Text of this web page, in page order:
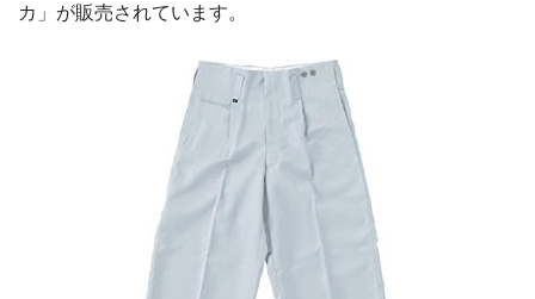
カ」が販売されています。